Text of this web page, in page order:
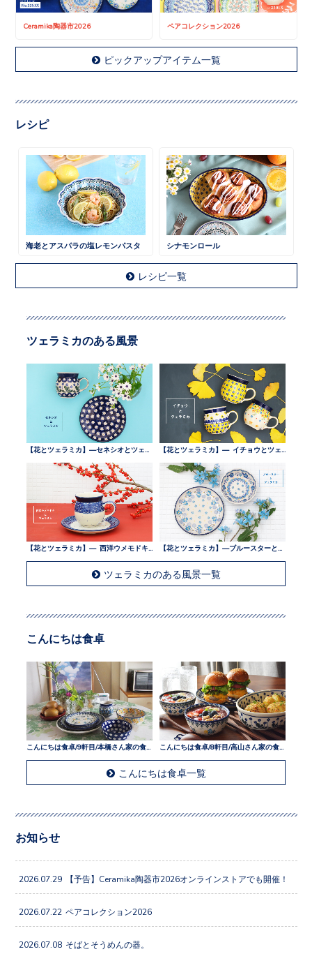
Ceramika陶器市2026 ペアコレクション2026
ピックアップアイテム一覧
レシピ
海老とアスパラの塩レモンパスタ シナモンロール
レシピ一覧
ツェラミカのある風景
ツェラミカのある風景一覧
こんにちは食卓
こんにちは食卓/9軒目/本橋さん家の食卓
こんにちは食卓一覧
お知らせ
2026.07.29 【予告】Ceramika陶器市2026オンラインストアでも開催！
2026.07.22 ペアコレクション2026
2026.07.08 そばとそうめんの器。